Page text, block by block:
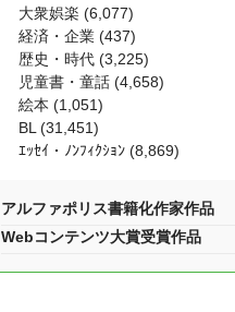
大衆娯楽 (6,077)
経済・企業 (437)
歴史・時代 (3,225)
児童書・童話 (4,658)
絵本 (1,051)
BL (31,451)
ｴｯｾｲ・ﾉﾝﾌｨｸｼｮﾝ (8,869)
アルファポリス書籍化作家作品
Webコンテンツ大賞受賞作品